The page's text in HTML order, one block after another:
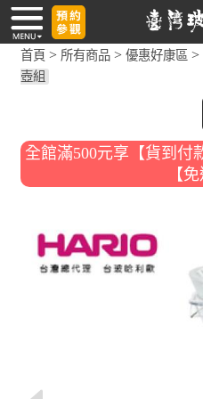
首頁 > 所有商品 >優惠好康區 >
壺組
全館滿500元享【貨到付
【免